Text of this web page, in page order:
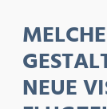
NEUE